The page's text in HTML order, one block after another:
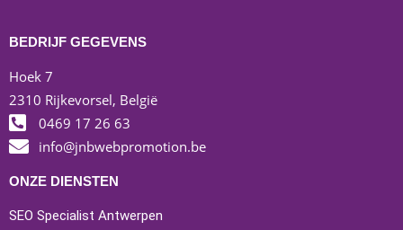
BEDRIJF GEGEVENS
Hoek 7
2310 Rijkevorsel, België
0469 17 26 63
info@jnbwebpromotion.be
ONZE DIENSTEN
SEO Specialist Antwerpen